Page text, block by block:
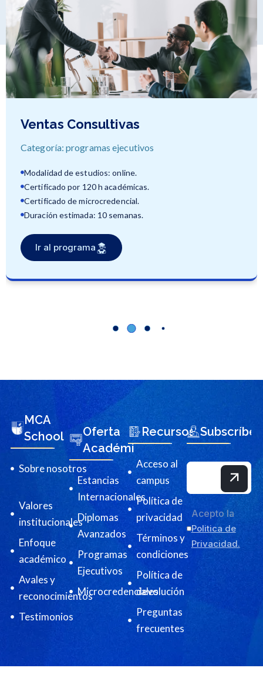
Finanzas Corporativas
Categoría: programas ejecutivos
Modalidad de estudios: online.
Certificado por 120 h académicas.
Certificado de microcredencial.
Duración estimada: 10 semanas.
Ir al programa
MCA
School
Sobre nosotros
Valores
institucionales
Enfoque
académico
Avales y
reconocimientos
Testimonios
Oferta
Académica
Estancias
Internacionales
Diplomas
Avanzados
Programas
Ejecutivos
Microcredenciales
Recursos
Acceso al
campus
Política de
privacidad
Términos y
condiciones
Política de
devolución
Preguntas
frecuentes
Acepto la
Politica de
Privacidad.